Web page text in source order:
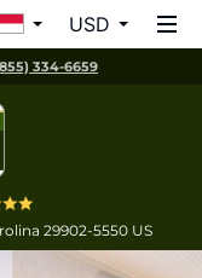
USD
334-6659
29902-5550 US